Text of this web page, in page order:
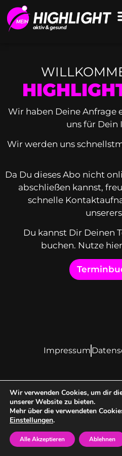
Wir haben Deine Anfrage
uns für Dein
Wir werden uns
Da Du dieses Abo nicht
abschließen kannst,
schnelle
Du kannst Dir Deinen
buchen. Nutze
Impressum
Wir verwenden Cookies, um dir
unserer Website zu bieten.
Mehr über die verwendeten
Einstellungen.
Alle Akzeptieren Ablehnen